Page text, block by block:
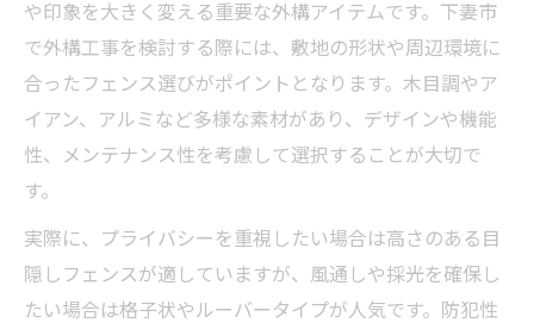
や印象を大きく変える重要な外構アイテムです。下妻市
で外構工事を検討する際には、敷地の形状や周辺環境に
合ったフェンス選びがポイントとなります。木目調やア
イアン、アルミなど多様な素材があり、デザインや機能
性、メンテナンス性を考慮して選択することが大切で
す。
実際に、プライバシーを重視したい場合は高さのある目
隠しフェンスが適していますが、風通しや採光を確保し
たい場合は格子状やルーバータイプが人気です。防犯性